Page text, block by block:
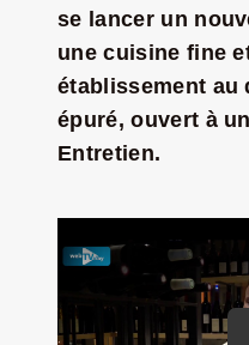
Nouveau Magazine
se lancer un
une cuisine fine
établissement au
épuré, ouvert à
Entretien.